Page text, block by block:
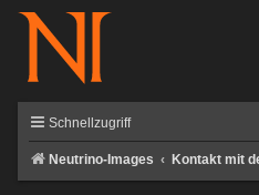
Schnellzugriff
Neutrino-Images Kontakt mit